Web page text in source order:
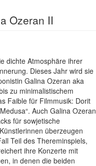
Ozeran II
dichte Atmosphäre ihrer
Dieses Jahr wird sie
Galina Ozeran aka
zu minimalistischem
Faible für Filmmusik: Dorit
Auch Galina Ozeran
für sowjetische
überzeugen
Teil des Thereminspiels,
ihre Konzerte mit
in denen die beiden